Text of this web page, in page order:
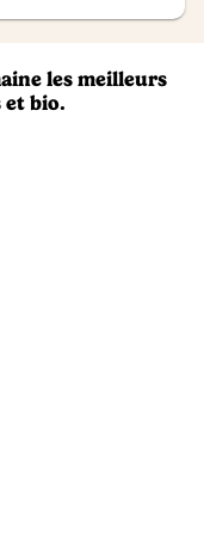
les meilleurs
bio.